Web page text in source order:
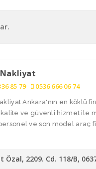
85 79 0536 666 06 74
Ankara'nın en köklü
kalite ve güvenli hizmet ile
ve son model araç
Özal, 2209. Cd. 118/B,